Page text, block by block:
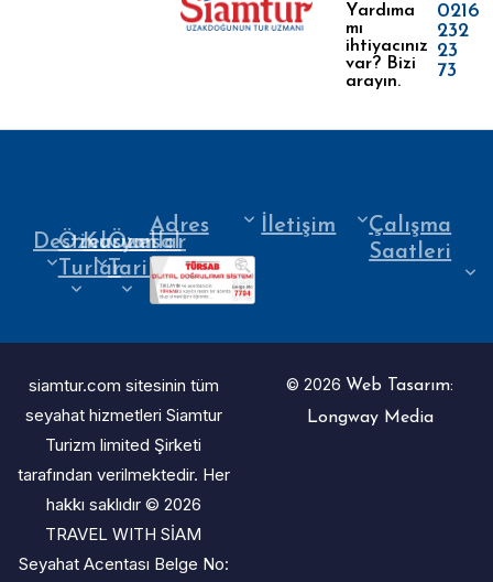
Yardıma
mı
ihtiyacınız
var? Bizi
arayın.
0216
232
23
73
Destinasyonlar
Özel
Turlar
Kurumsal
Özel
Tarihler
Adres İletişim
Çalışma
Saatleri
siamtur.com sitesinin tüm
seyahat hizmetleri Siamtur
Turizm limited Şirketi
tarafından verilmektedir. Her
hakkı saklıdır © 2026
TRAVEL WITH SİAM
Seyahat Acentası Belge No:
© 2026 Web Tasarım:
Longway Media